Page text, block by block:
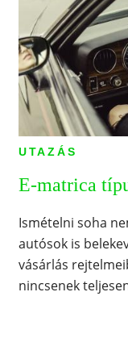
UTAZÁS
E-matrica
Ismételni soha
autósok is
vásárlás
nincsenek